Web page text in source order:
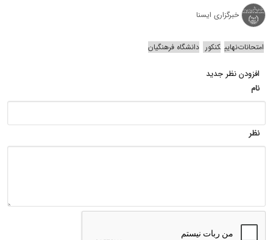
خبرگزاری ایسنا
امتحانات‌نهایی کنکور دانشگاه فرهنگیان
افزودن نظر جدید
نام
نظر